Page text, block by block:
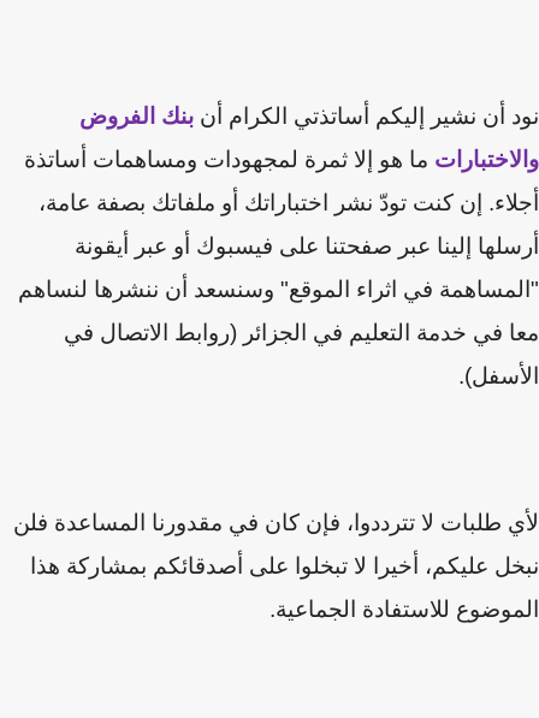
أن نشير إليكم أساتذتي الكرام أن بنك الفروض
ما هو إلا ثمرة لمجهودات ومساهمات أساتذة
إن كنت تودّ نشر اختباراتك أو ملفاتك بصفة عامة،
إلينا عبر صفحتنا على فيسبوك أو عبر أيقونة
في اثراء الموقع" وسنسعد أن ننشرها لنساهم
في خدمة التعليم في الجزائر (روابط الاتصال في
طلبات لا تترددوا، فإن كان في مقدورنا المساعدة فلن
عليكم،أخيرا لا تبخلوا على أصدقائكم بمشاركة هذا
للاستفادة الجماعية.